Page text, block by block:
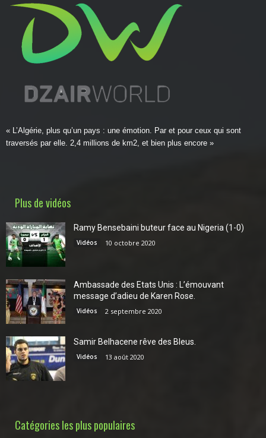
« L’Algérie, plus qu’un pays : une émotion. Par et pour ceux qui sont
traversés par elle. 2,4 millions de km2, et bien plus encore »
Plus de vidéos
Ramy Bensebaini buteur face au Nigeria (1-0)
Vidéos 10 octobre 2020
Ambassade des Etats Unis : L’émouvant
message d’adieu de Karen Rose.
Vidéos 2 septembre 2020
Samir Belhacene rêve des Bleus.
Vidéos 13 août 2020
Catégories les plus populaires